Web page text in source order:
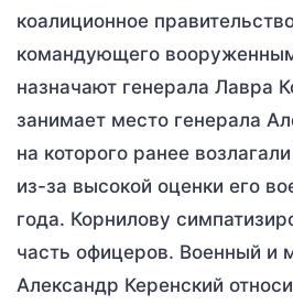
коалиционное
командующего
назначают генерала Лавра
занимает место генерала
на которого ранее
из-за высокой оценки его
года. Корнилову
часть офицеров. Военный и
Александр Керенский